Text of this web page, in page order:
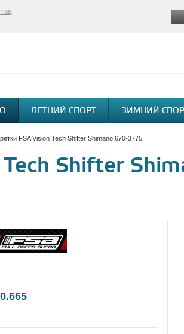
ЛЕТНИЙ СПОРТ ЗИМНИЙ
FSA Vision Tech Shifter Shimano 670-3775
Shifter